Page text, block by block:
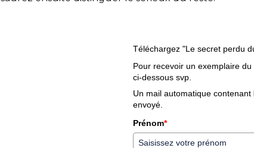
Téléchargez "Le secret perdu
Pour recevoir un exemplaire
ci-dessous svp.
Un mail automatique
envoyé.
Prénom*